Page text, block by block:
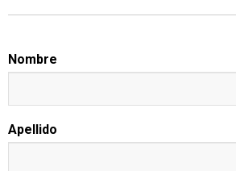
Nombre
Apellido